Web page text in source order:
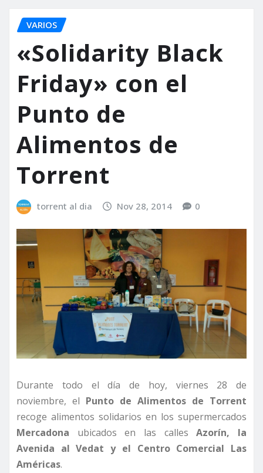
VARIOS
«Solidarity Black
Friday» con el
Punto de
Alimentos de
Torrent
torrent al dia Nov 28, 2014 0
Durante todo el día de hoy, viernes 28 de
noviembre, el Punto de Alimentos de Torrent
recoge alimentos solidarios en los supermercados
Mercadona ubicados en las calles Azorín, la
Avenida al Vedat y el Centro Comercial Las
Américas.